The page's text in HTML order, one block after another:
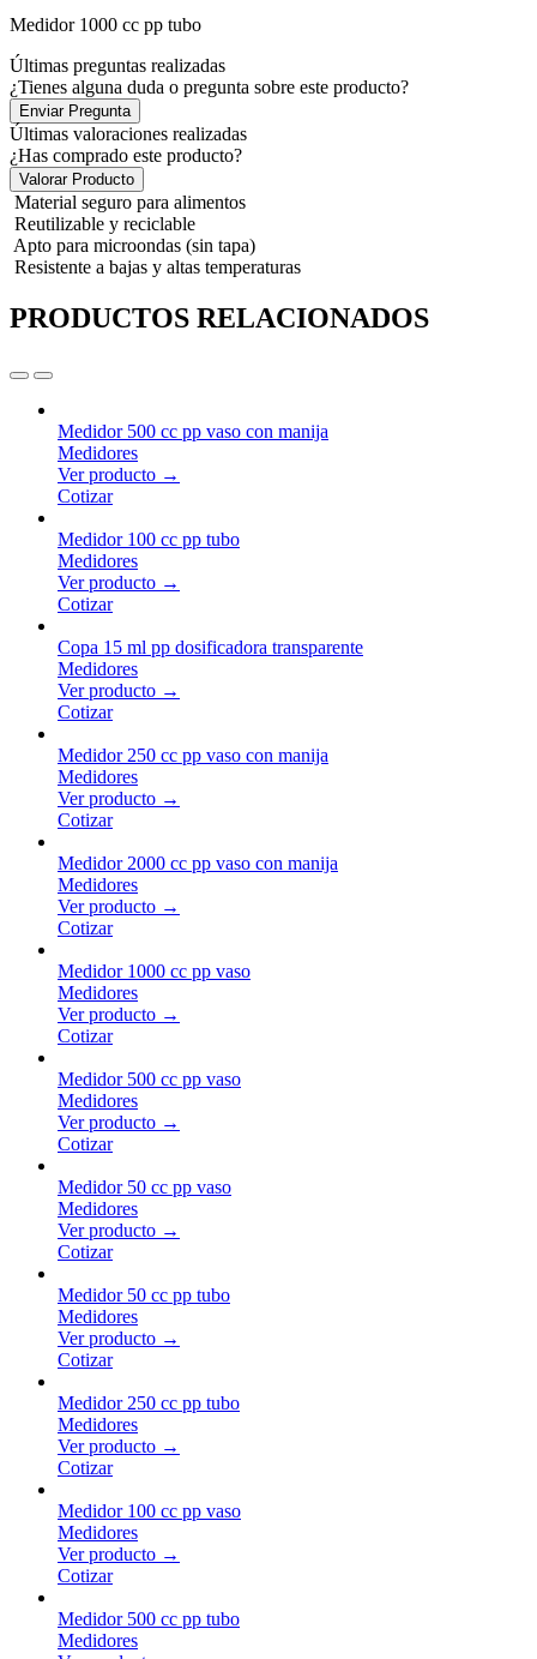
Medidor 1000 cc pp tubo
Últimas preguntas realizadas
¿Tienes alguna duda o pregunta sobre este producto?
Enviar Pregunta
Últimas valoraciones realizadas
¿Has comprado este producto?
Valorar Producto
Material seguro para alimentos
Reutilizable y reciclable
Apto para microondas (sin tapa)
Resistente a bajas y altas temperaturas
PRODUCTOS RELACIONADOS
Medidor 500 cc pp vaso con manija
Medidores
Ver producto →
Cotizar
Medidor 100 cc pp tubo
Medidores
Ver producto →
Cotizar
Copa 15 ml pp dosificadora transparente
Medidores
Ver producto →
Cotizar
Medidor 250 cc pp vaso con manija
Medidores
Ver producto →
Cotizar
Medidor 2000 cc pp vaso con manija
Medidores
Ver producto →
Cotizar
Medidor 1000 cc pp vaso
Medidores
Ver producto →
Cotizar
Medidor 500 cc pp vaso
Medidores
Ver producto →
Cotizar
Medidor 50 cc pp vaso
Medidores
Ver producto →
Cotizar
Medidor 50 cc pp tubo
Medidores
Ver producto →
Cotizar
Medidor 250 cc pp tubo
Medidores
Ver producto →
Cotizar
Medidor 100 cc pp vaso
Medidores
Ver producto →
Cotizar
Medidor 500 cc pp tubo
Medidores